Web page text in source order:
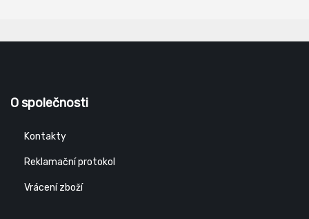
O společnosti
Kontakty
Reklamační protokol
Vrácení zboží